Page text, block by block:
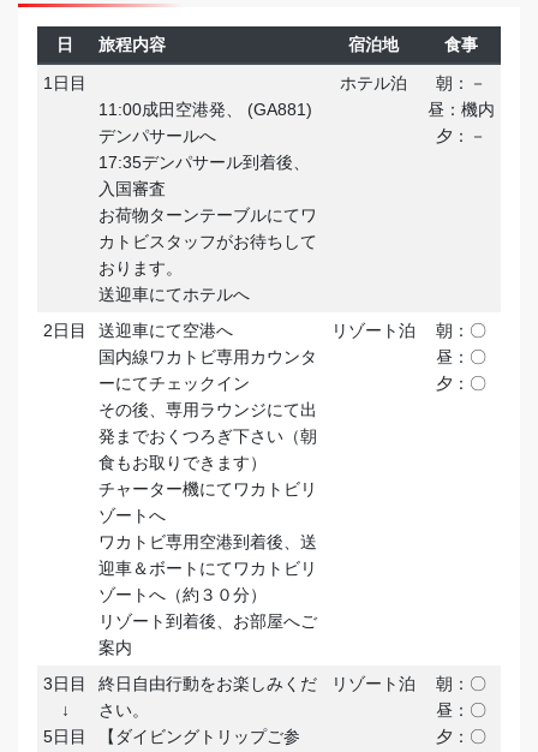
日 旅程内容 宿泊地
食事
1日目
11:00成田空港発、 (GA881)
デンパサールへ
17:35デンパサール到着後、
入国審査
お荷物ターンテーブルにてワ
カトビスタッフがお待ちして
おります。
送迎車にてホテルへ
ホテル泊
朝：－
昼：機内
夕：－
2日目
送迎車にて空港へ
国内線ワカトビ専用カウンタ
ーにてチェックイン
その後、専用ラウンジにて出
発までおくつろぎ下さい（朝
食もお取りできます）
チャーター機にてワカトビリ
ゾートへ
ワカトビ専用空港到着後、送
迎車＆ボートにてワカトビリ
ゾートへ（約３０分）
リゾート到着後、お部屋へご
案内
リゾート泊
朝：〇
昼：〇
夕：〇
3日目
↓
5日目
終日自由行動をお楽しみくだ
さい。
【ダイビングトリップご参
リゾート泊
朝：〇
昼：〇
夕：〇